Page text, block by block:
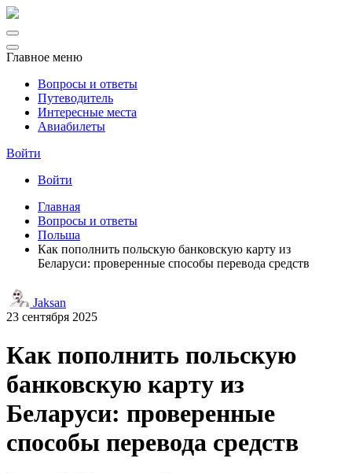
Главное меню
Вопросы и ответы
Путеводитель
Интересные места
Авиабилеты
Войти
Войти
Главная
Вопросы и ответы
Польша
Как пополнить польскую банковскую карту из
Беларуси: проверенные способы перевода средств
Jaksan
23 сентября 2025
Как пополнить польскую
банковскую карту из
Беларуси: проверенные
способы перевода средств